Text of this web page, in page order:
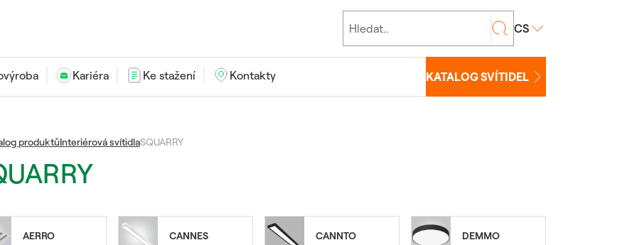
CS
Kariéra Ke stažení Kontakty KATALOG SVÍTIDEL
produktůInteriérová svítidlaSQUARRY
AERRO CANNES CANNTO DEMMO